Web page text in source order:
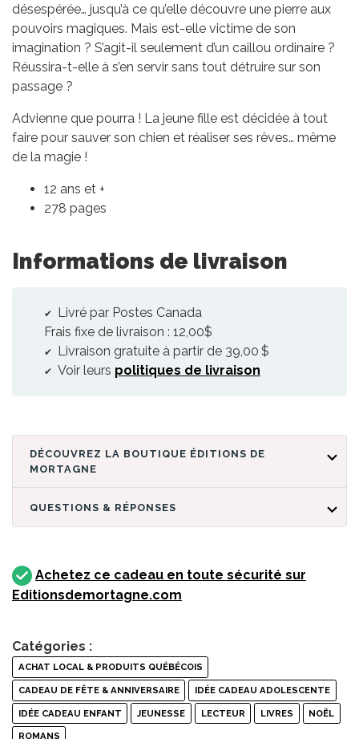
désespérée… jusqu’à ce qu’elle découvre une pierre aux
pouvoirs magiques. Mais est-elle victime de son
imagination ? S’agit-il seulement d’un caillou ordinaire ?
Réussira-t-elle à s’en servir sans tout détruire sur son
passage ?
Advienne que pourra ! La jeune fille est décidée à tout
faire pour sauver son chien et réaliser ses rêves… même
de la magie !
12 ans et +
278 pages
Informations de livraison
Livré par Postes Canada
Frais fixe de livraison : 12,00$
Livraison gratuite à partir de 39,00 $
Voir leurs politiques de livraison
DÉCOUVREZ LA BOUTIQUE ÉDITIONS DE
MORTAGNE
QUESTIONS & RÉPONSES
Achetez ce cadeau en toute sécurité sur
Editionsdemortagne.com
Catégories :
ACHAT LOCAL & PRODUITS QUÉBÉCOIS
CADEAU DE FÊTE & ANNIVERSAIRE IDÉE CADEAU ADOLESCENTE
IDÉE CADEAU ENFANT JEUNESSE LECTEUR LIVRES NOËL
ROMANS